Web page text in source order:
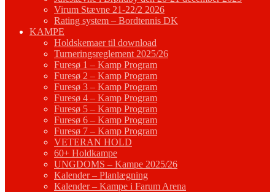
Virum Stævne 21-22/2 2026
Rating system – Bordtennis DK
KAMPE
Holdskemaer til download
Turneringsreglement 2025/26
Furesø 1 – Kamp Program
Furesø 2 – Kamp Program
Furesø 3 – Kamp Program
Furesø 4 – Kamp Program
Furesø 5 – Kamp Program
Furesø 6 – Kamp Program
Furesø 7 – Kamp Program
VETERAN HOLD
60+ Holdkampe
UNGDOMS – Kampe 2025/26
Kalender – Planlægning
Kalender – Kampe i Farum Arena